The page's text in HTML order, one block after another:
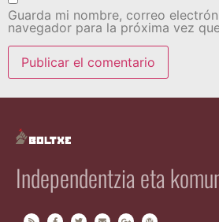
Guarda mi nombre, correo
navegador para la próxima vez
Independentzia eta